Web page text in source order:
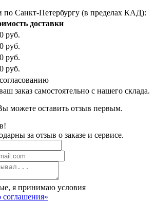
по Санкт-Петербургу (в пределах КАД):
доставки
руб.
руб.
руб.
руб.
заказ самостоятельно с нашего склада.
можете оставить отзыв первым.
за отзыв о заказе и сервисе.
я принимаю условия
соглашения»